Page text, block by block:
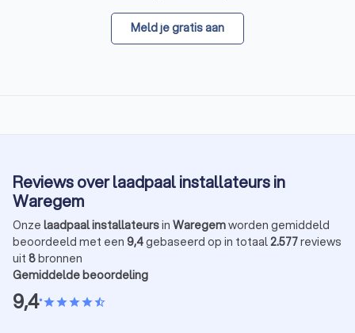
Meld je gratis aan
Reviews over laadpaal installateurs in
Waregem
Onze laadpaal installateursin Waregemworden gemiddeld
beoordeeld met een 9,4gebaseerd op in totaal2.577reviews
uit 8bronnen
Gemiddelde beoordeling
9,4•starstarstarstarstar_half